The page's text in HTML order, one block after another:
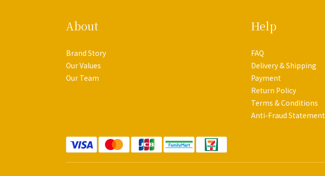
About
Brand Story
Our Values
Our Team
Help
FAQ
Delivery & Shipping
Payment
Return Policy
Terms & Conditions
Anti-Fraud Statement